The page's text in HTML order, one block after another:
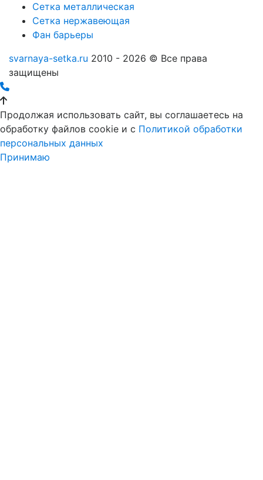
Сетка металлическая
Сетка нержавеющая
Фан барьеры
svarnaya-setka.ru 2010 - 2026 © Все права
защищены
Продолжая использовать сайт, вы соглашаетесь на
обработку файлов cookie и c Политикой обработки
персональных данных
Принимаю